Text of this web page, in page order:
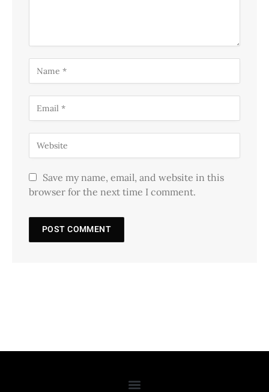
Save my name, email, and website in this
browser for the next time I comment.